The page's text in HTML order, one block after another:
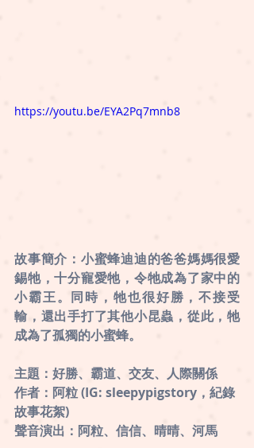
https://youtu.be/EYA2Pq7mnb8
故事簡介：小蜜蜂迪迪的爸爸媽媽很愛
錫牠，十分寵愛牠，令牠成為了家中的
小霸王。同時，牠也很好勝，不接受
輸，還出手打了其他小昆蟲，從此，牠
成為了孤獨的小蜜蜂。
主題：好勝、霸道、交友、人際關係
作者：阿粒 (IG: sleepypigstory，紀錄
故事花絮)
聲音演出：阿粒、信信、晴晴、河馬